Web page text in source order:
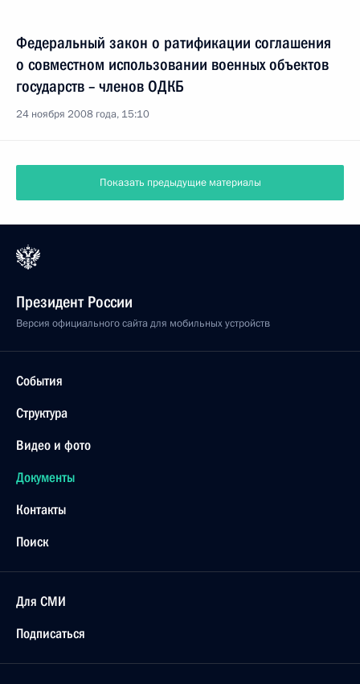
Федеральный закон о ратификации соглашения
о совместном использовании военных объектов
государств – членов ОДКБ
24 ноября 2008 года, 15:10
Показать предыдущие материалы
Президент России
Версия официального сайта для мобильных устройств
События
Структура
Видео и фото
Документы
Контакты
Поиск
Для СМИ
Подписаться